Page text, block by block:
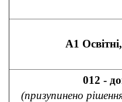
А1
012 -
(призупинено